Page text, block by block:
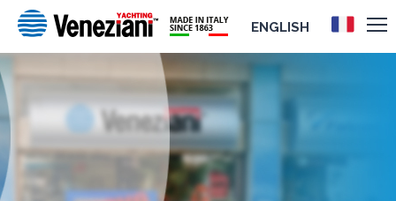
ENGLISH